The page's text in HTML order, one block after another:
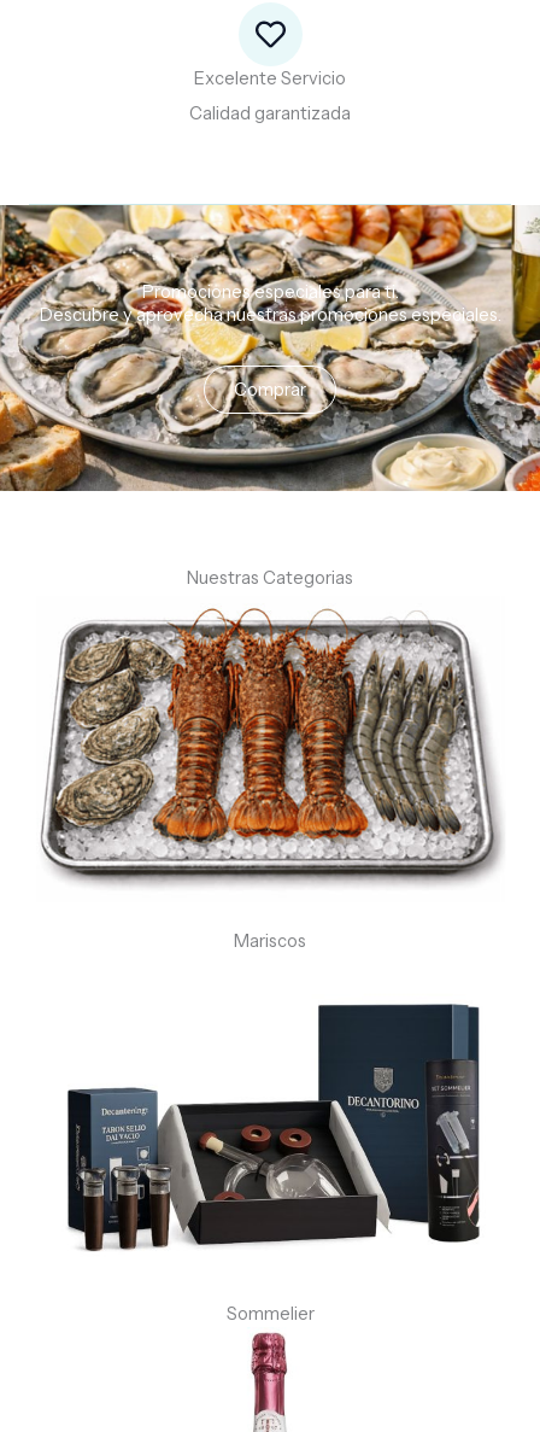
Excelente Servicio
Calidad garantizada
Promociones especiales para ti.
Descubreyaprovechanuestraspromocionesespeciales.
Comprar
Nuestras Categorias
Mariscos
Sommelier